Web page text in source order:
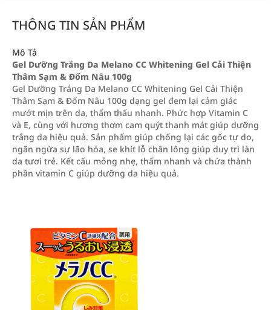
THÔNG TIN SẢN PHẨM
Mô Tả
Gel Dưỡng Trắng Da Melano CC Whitening Gel Cải Thiện
Thâm Sạm & Đốm Nâu 100g
Gel Dưỡng Trắng Da Melano CC Whitening Gel Cải Thiện
Thâm Sạm & Đốm Nâu 100g dạng gel đem lại cảm giác
mướt mịn trên da, thẩm thấu nhanh. Phức hợp Vitamin C
và E, cùng với hương thơm cam quýt thanh mát giúp dưỡng
trắng da hiệu quả. Sản phẩm giúp chống lại các gốc tự do,
ngăn ngừa sự lão hóa, se khít lỗ chân lông giúp duy trì làn
da tươi trẻ. Kết cấu mỏng nhẹ, thấm nhanh và chứa thành
phần vitamin C giúp dưỡng da hiệu quả.